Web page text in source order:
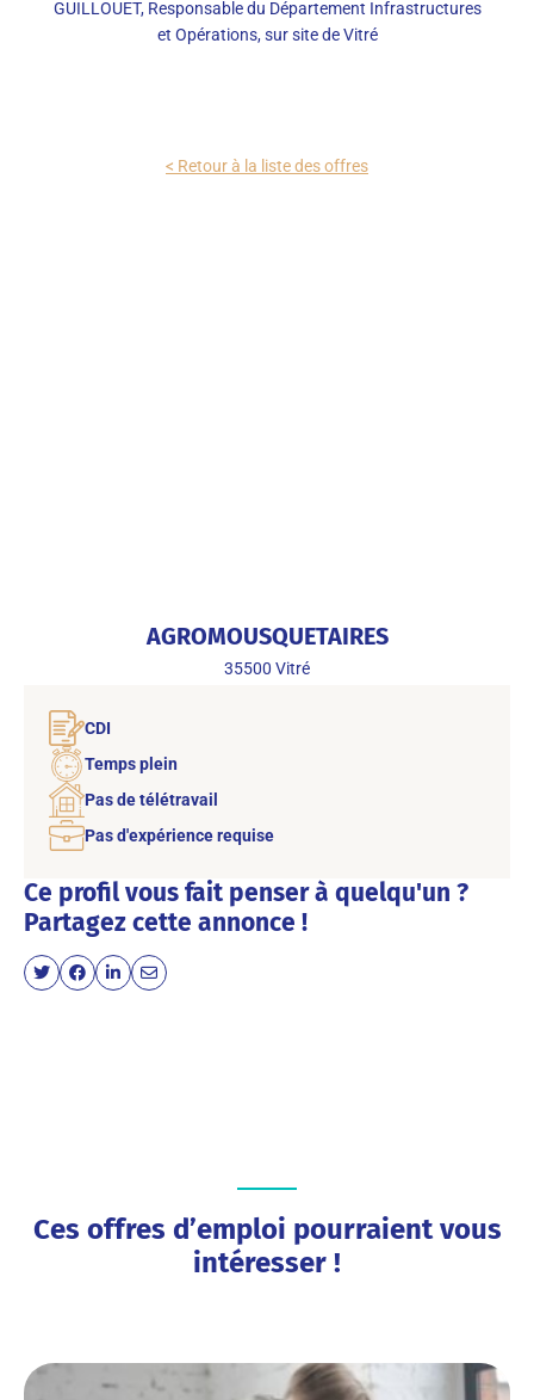
GUILLOUET, Responsable du Département Infrastructures
et Opérations, sur site de Vitré
< Retour à la liste des offres
AGROMOUSQUETAIRES
35500 Vitré
CDI
Temps plein
Pas de télétravail
Pas d'expérience requise
Ce profil vous fait penser à quelqu'un ?
Partagez cette annonce !
Ces offres d’emploi pourraient vous
intéresser !